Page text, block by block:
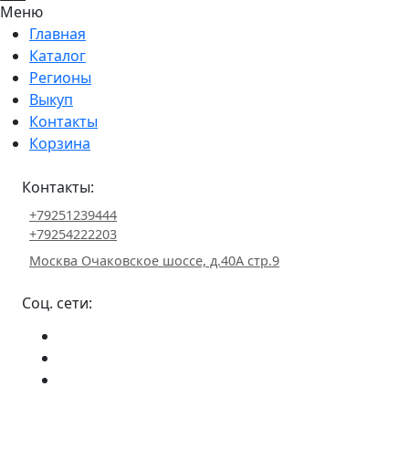
Меню
Главная
Каталог
Регионы
Выкуп
Контакты
Корзина
Контакты:
+79251239444
+79254222203
Москва Очаковское шоссе, д.40А стр.9
Соц. сети: